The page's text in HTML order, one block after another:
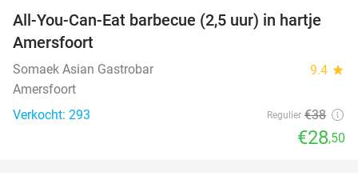
25%
All-You-Can-Eat barbecue (2,5 uur) in hartje
Amersfoort
Somaek Asian Gastrobar 9.4 star
Amersfoort
Verkocht: 293
Regulier €38
€28,50